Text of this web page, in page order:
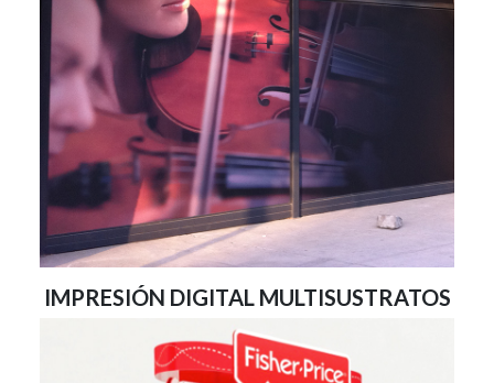
IMPRESIÓN DIGITAL MULTISUSTRATOS